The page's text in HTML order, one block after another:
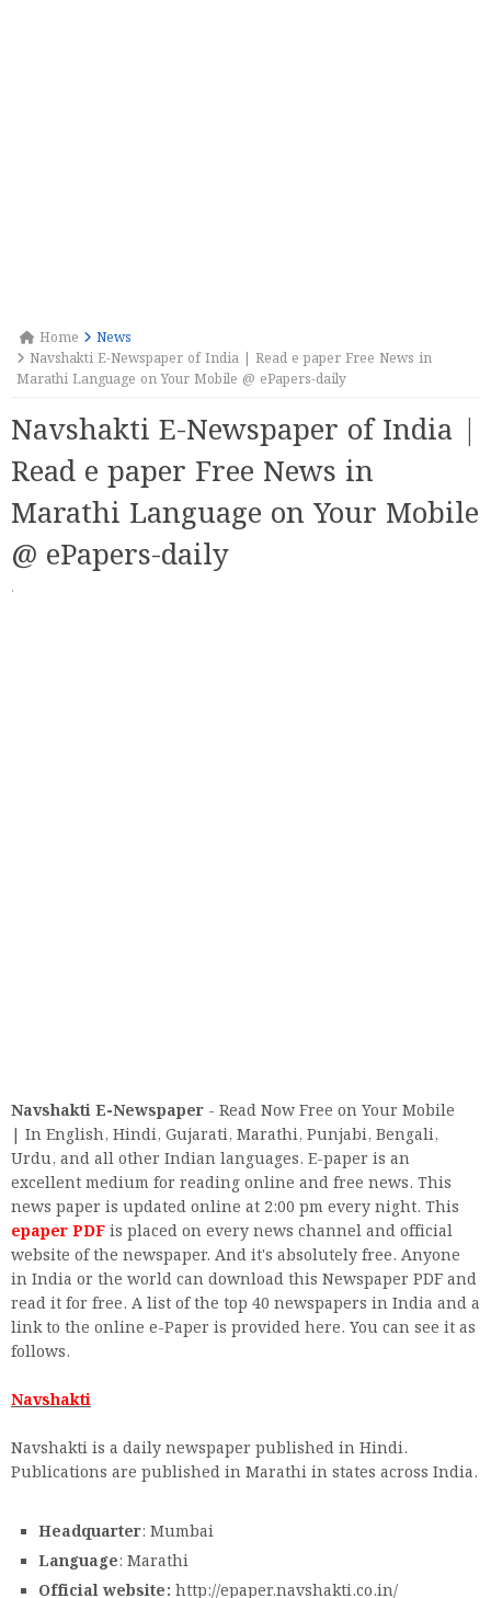
Home
News
Navshakti E-Newspaper of India | Read e paper Free News in
Marathi Language on Your Mobile @ ePapers-daily
Navshakti E-Newspaper of India |
Read e paper Free News in
Marathi Language on Your Mobile
@ ePapers-daily
·
Navshakti E-Newspaper - Read Now Free on Your Mobile
| In English, Hindi, Gujarati, Marathi, Punjabi, Bengali,
Urdu, and all other Indian languages. E-paper is an
excellent medium for reading online and free news. This
news paper is updated online at 2:00 pm every night. This
epaper PDF is placed on every news channel and official
website of the newspaper. And it's absolutely free. Anyone
in India or the world can download this Newspaper PDF and
read it for free. A list of the top 40 newspapers in India and a
link to the online e-Paper is provided here. You can see it as
follows.
Navshakti
Navshakti is a daily newspaper published in Hindi.
Publications are published in Marathi in states across India.
Headquarter: Mumbai
Language: Marathi
Official website: http://epaper.navshakti.co.in/